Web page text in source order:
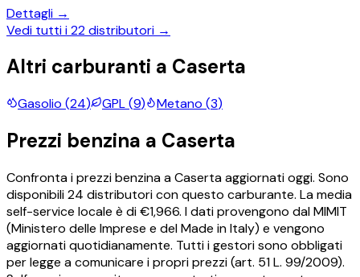
Dettagli →
Vedi tutti i22distributori →
Altri carburanti a Caserta
Gasolio (24) GPL(9) Metano (3)
Prezzi benzina a Caserta
Confronta i prezzibenzinaaCasertaaggiornati oggi. Sono
disponibili24 distributori con questo carburante. La media
self-service locale è di €1,966. I dati provengono dal MIMIT
(Ministero delle Imprese e del Made in Italy) e vengono
aggiornati quotidianamente. Tutti i gestori sono obbligati
per legge a comunicare i propri prezzi (art. 51 L. 99/2009).